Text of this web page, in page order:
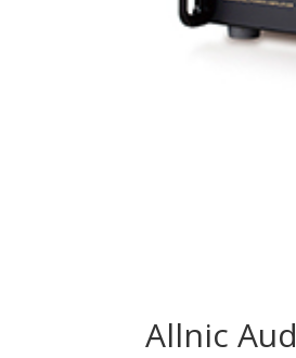
Allnic